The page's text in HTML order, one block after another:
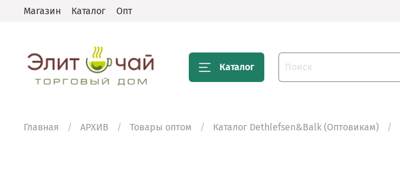
Магазин Каталог Опт
Каталог
Главная АРХИВ Товары оптом Каталог Dethlefsen&Balk (Оптовикам)